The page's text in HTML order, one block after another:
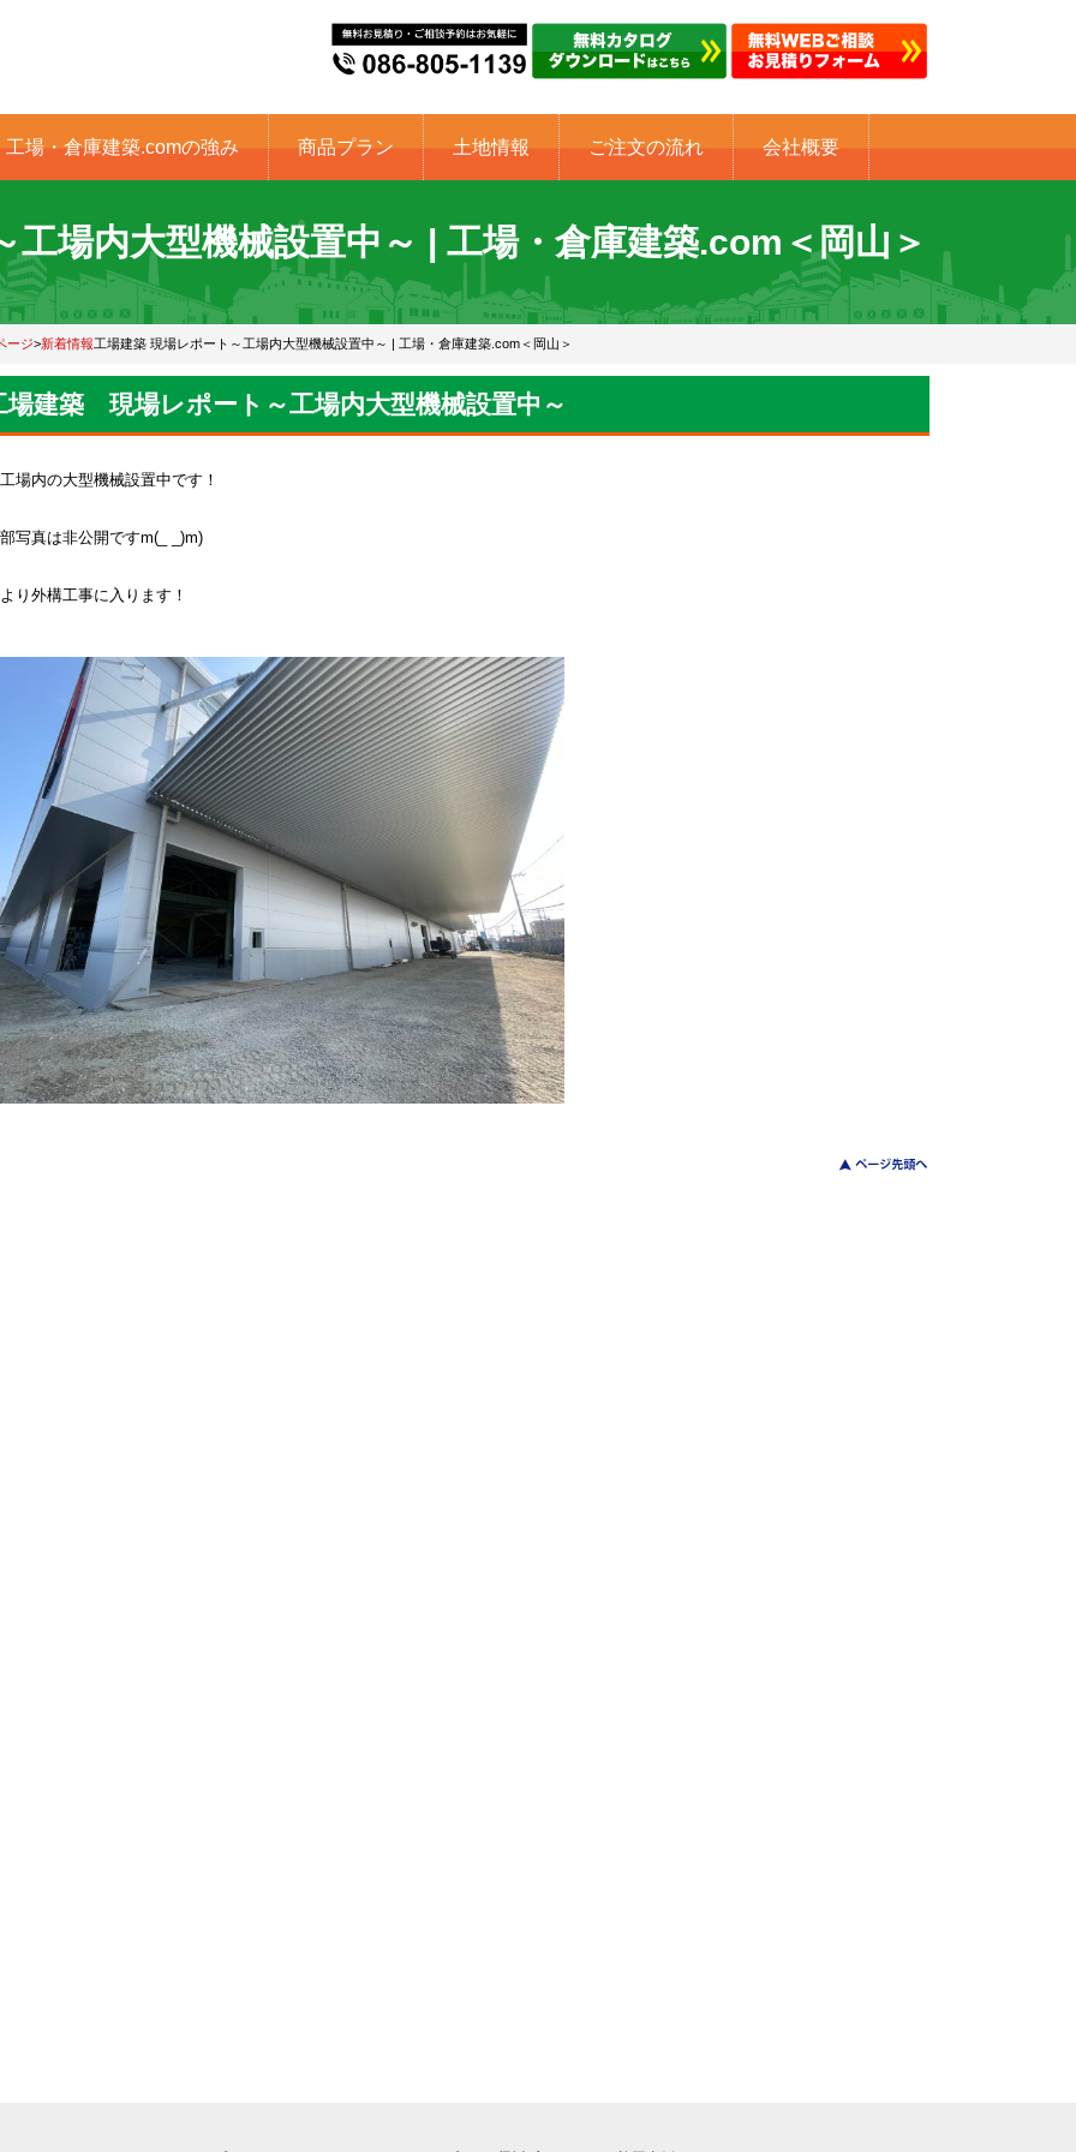
工場・倉庫建築.comの強み 商品プラン 土地情報 ご注文の流れ 会社概要
工場内大型機械設置中～ | 工場・倉庫建築.com＜岡山＞
ージ>新着情報工場建築 現場レポート～工場内大型機械設置中～ | 工場・倉庫建築.com＜岡山＞
場建築 現場レポート～工場内大型機械設置中～
場内の大型機械設置中です！
写真は非公開ですm(_ _)m)
り外構工事に入ります！